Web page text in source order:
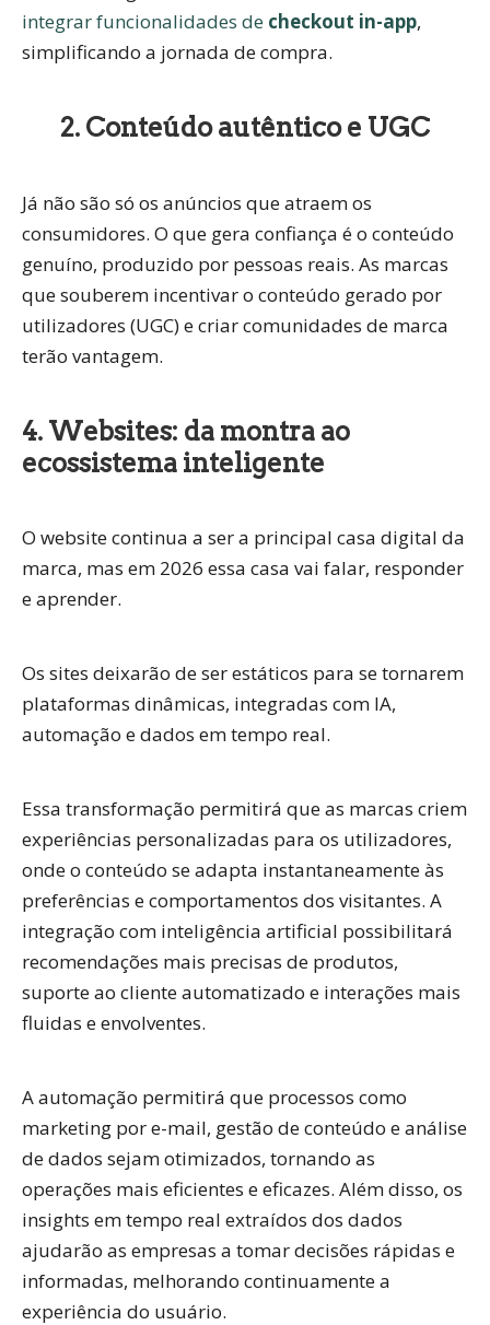
integrar funcionalidades de checkout in-app,
simplificando a jornada de compra.
2. Conteúdo autêntico e UGC
Já não são só os anúncios que atraem os
consumidores. O que gera confiança é o conteúdo
genuíno, produzido por pessoas reais. As marcas
que souberem incentivar o conteúdo gerado por
utilizadores (UGC) e criar comunidades de marca
terão vantagem.
4. Websites: da montra ao
ecossistema inteligente
O website continua a ser a principal casa digital da
marca, mas em 2026 essa casa vai falar, responder
e aprender.
Os sites deixarão de ser estáticos para se tornarem
plataformas dinâmicas, integradas com IA,
automação e dados em tempo real.
Essa transformação permitirá que as marcas criem
experiências personalizadas para os utilizadores,
onde o conteúdo se adapta instantaneamente às
preferências e comportamentos dos visitantes. A
integração com inteligência artificial possibilitará
recomendações mais precisas de produtos,
suporte ao cliente automatizado e interações mais
fluidas e envolventes.
A automação permitirá que processos como
marketing por e-mail, gestão de conteúdo e análise
de dados sejam otimizados, tornando as
operações mais eficientes e eficazes. Além disso, os
insights em tempo real extraídos dos dados
ajudarão as empresas a tomar decisões rápidas e
informadas, melhorando continuamente a
experiência do usuário.